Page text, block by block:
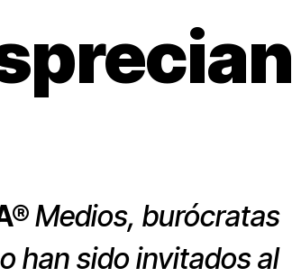
Medios, burócratas
han sido invitados al